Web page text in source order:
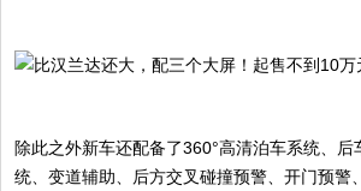
除此之外新车还配备了360°高清泊车系统、后
统、变道辅助、后方交叉碰撞预警、开门预警